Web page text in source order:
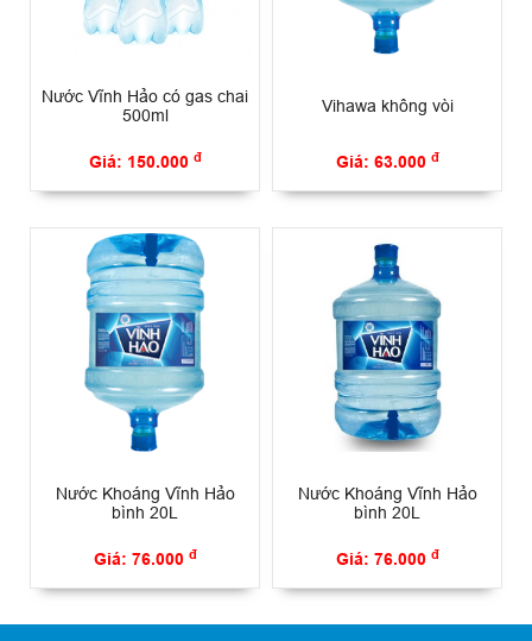
Nước Vĩnh Hảo có gas chai
500ml
Giá: 150.000 đ
Vihawa không vòi
Giá: 63.000 đ
Nước Khoáng Vĩnh Hảo
bình 20L
Giá: 76.000 đ
Nước Khoáng Vĩnh Hảo
bình 20L
Giá: 76.000 đ